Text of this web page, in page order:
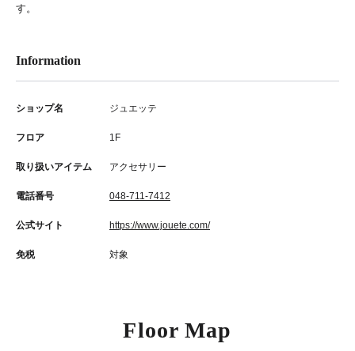
す。
Information
ショップ名 ジュエッテ
フロア 1F
取り扱いアイテム アクセサリー
電話番号 048-711-7412
公式サイト https://www.jouete.com/
免税 対象
Floor Map